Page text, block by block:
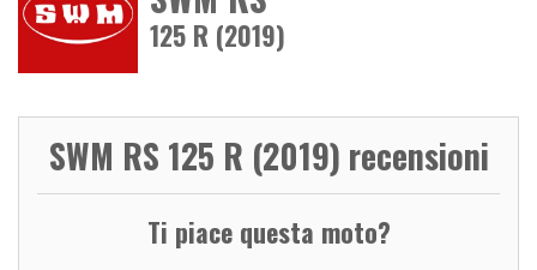
125 R (2019)
SWM RS 125 R (2019) recensioni
Ti piace questa moto?